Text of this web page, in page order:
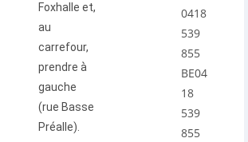
Foxhalle et,
au
carrefour,
prendre à
gauche
(rue Basse
Préalle).
0418
539
855
BE04
18
539
855